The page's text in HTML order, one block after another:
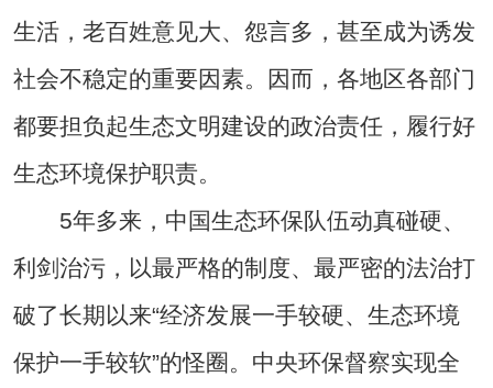
生活，老百姓意见大、怨言多，甚至成为诱发
社会不稳定的重要因素。因而，各地区各部门
都要担负起生态文明建设的政治责任，履行好
生态环境保护职责。
5年多来，中国生态环保队伍动真碰硬、
利剑治污，以最严格的制度、最严密的法治打
破了长期以来“经济发展一手较硬、生态环境
保护一手较软”的怪圈。中央环保督察实现全